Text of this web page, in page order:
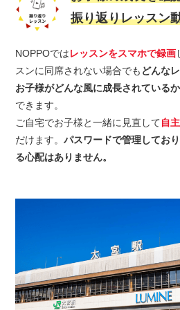
振り返りレッスン
NOPPOではレッスンをスマホで録画
スンに同席されない場合でも どんな
お子様がどんな風に成長されているか
できます。
ご自宅でお子様と一緒に見直して自
だけます。パスワードで管理してお
る心配はありません。